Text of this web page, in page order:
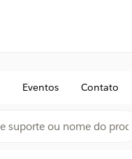
Eventos Contato